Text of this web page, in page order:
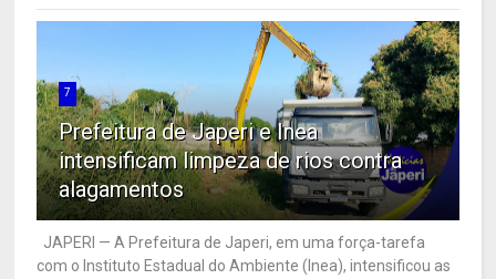
7
Prefeitura de Japeri e Inea
intensificam limpeza de rios contra
alagamentos
JAPERI — A Prefeitura de Japeri, em uma força-tarefa
com o Instituto Estadual do Ambiente (Inea), intensificou as